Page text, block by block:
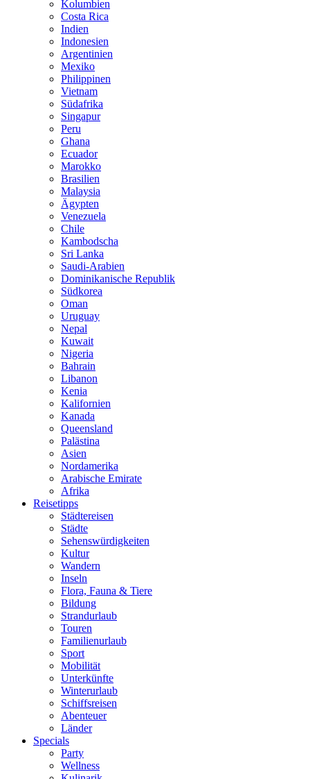
Kolumbien
Costa Rica
Indien
Indonesien
Argentinien
Mexiko
Philippinen
Vietnam
Südafrika
Singapur
Peru
Ghana
Ecuador
Marokko
Brasilien
Malaysia
Ägypten
Venezuela
Chile
Kambodscha
Sri Lanka
Saudi-Arabien
Dominikanische Republik
Südkorea
Oman
Uruguay
Nepal
Kuwait
Nigeria
Bahrain
Libanon
Kenia
Kalifornien
Kanada
Queensland
Palästina
Asien
Nordamerika
Arabische Emirate
Afrika
Reisetipps
Städtereisen
Städte
Sehenswürdigkeiten
Kultur
Wandern
Inseln
Flora, Fauna & Tiere
Bildung
Strandurlaub
Touren
Familienurlaub
Sport
Mobilität
Unterkünfte
Winterurlaub
Schiffsreisen
Abenteuer
Länder
Specials
Party
Wellness